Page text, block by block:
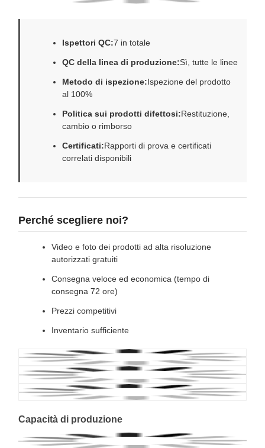
Ispettori QC:7 in totale
QC della linea di produzione:Sì, tutte le linee
Metodo di ispezione:Ispezione del prodotto
al 100%
Politica sui prodotti difettosi:Restituzione,
cambio o rimborso
Certificati:Rapporti di prova e certificati
correlati disponibili
Perché scegliere noi?
Video e foto dei prodotti ad alta risoluzione
autorizzati gratuiti
Consegna veloce ed economica (tempo di
consegna 72 ore)
Prezzi competitivi
Inventario sufficiente
Capacità di produzione